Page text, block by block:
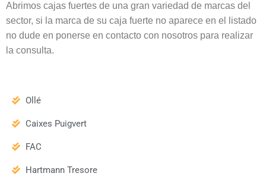
Abrimos cajas fuertes de una gran variedad de marcas del
sector, si la marca de su caja fuerte no aparece en el listado
no dude en ponerse en contacto con nosotros para realizar
la consulta.
Ollé
Caixes Puigvert
FAC
Hartmann Tresore